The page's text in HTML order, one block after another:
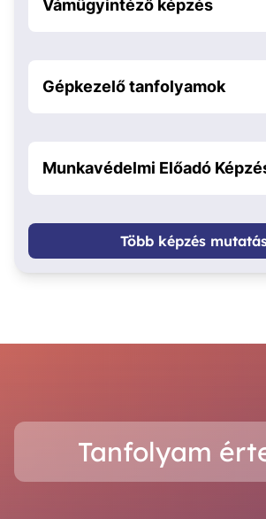
Vámügyintéző képzés
Gépkezelő tanfolyamok
Munkavédelmi Előadó
Több képzés
Tanfolyam